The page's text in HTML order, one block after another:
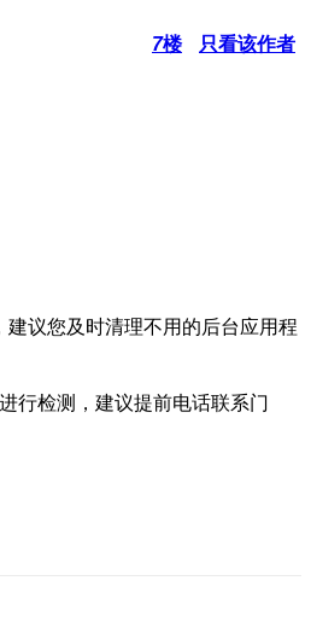
7楼 只看该作者
议您及时清理不用的后台应用程
行检测，建议提前电话联系门